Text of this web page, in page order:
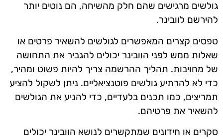
גולשים מרגישים שהם חלק מהשיחה, הם נוטים יותר
להירשם לוובינר.
טפסים קצרים המאפשרים לגולשים להשאיר פרטים או
שאלות ממש לפני הוובינר יכולים להגביר את התחושה
של מחויבות. תהליך ההרשמה צריך להיות פשוט ומהיר,
כדי לא להרתיע גולשים פוטנציאליים. ניתן לשקול להציע
תמריצים, כמו תכנים בלעדיים, כדי להניע את הגולשים
להשאיר את פרטיהם.
סקרים או חידונים שמתקשרים לנושא הוובינר יכולים